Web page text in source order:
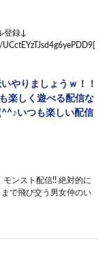
登録↓
やりましょうｗ！！
楽しく遊べる配信な
いつも楽しい配信
モンスト配信!! 絶対的に
で飛び交う男女仲のい